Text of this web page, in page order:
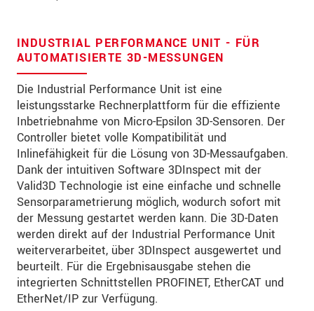
INDUSTRIAL PERFORMANCE UNIT - FÜR
AUTOMATISIERTE 3D-MESSUNGEN
Die Industrial Performance Unit ist eine
leistungsstarke Rechnerplattform für die effiziente
Inbetriebnahme von Micro-Epsilon 3D-Sensoren. Der
Controller bietet volle Kompatibilität und
Inlinefähigkeit für die Lösung von 3D-Messaufgaben.
Dank der intuitiven Software 3DInspect mit der
Valid3D Technologie ist eine einfache und schnelle
Sensorparametrierung möglich, wodurch sofort mit
der Messung gestartet werden kann. Die 3D-Daten
werden direkt auf der Industrial Performance Unit
weiterverarbeitet, über 3DInspect ausgewertet und
beurteilt. Für die Ergebnisausgabe stehen die
integrierten Schnittstellen PROFINET, EtherCAT und
EtherNet/IP zur Verfügung.
Ort *
Land*
Telefon
Email *
Nachricht*
Bitte halten Sie mich per Mail über
Produktinnovationen auf dem Laufenden
* Pflichtangaben